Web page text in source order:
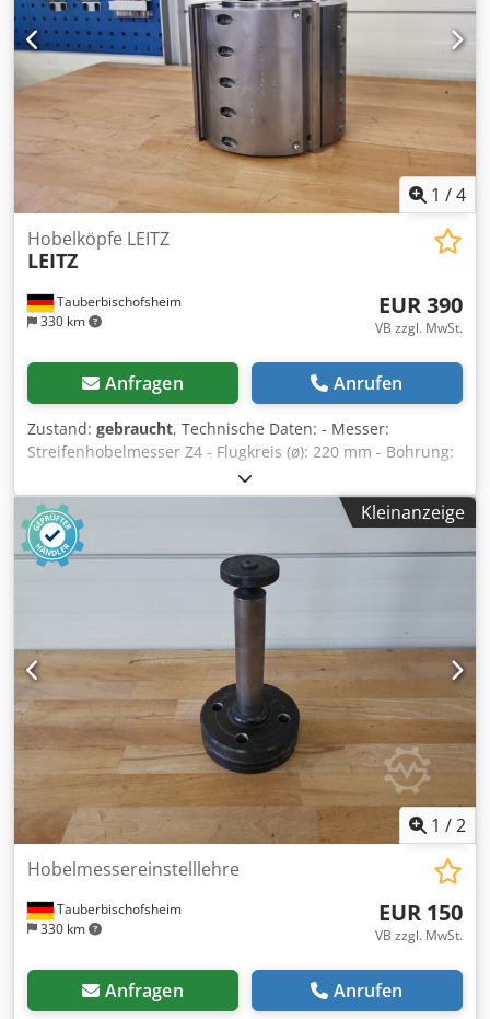
1 /4
Tauberbischofsheim
330 km
Hobelköpfe LEITZ
LEITZ
EUR 390
VB zzgl. MwSt.
Anfragen Anrufen
Zustand: gebraucht, Technische Daten: - Messer:
Streifenhobelmesser Z4 - Flugkreis (ø): 220 mm - Bohrung:
80 mm - Länge: 180 mm - Material: Stahl Djdpfx Ahszryl Uj
Nswa - Verfügbar: 3
Kleinanzeige
1 /2
Tauberbischofsheim
330 km
Hobelmessereinstelllehre
EUR 150
VB zzgl. MwSt.
Anfragen Anrufen